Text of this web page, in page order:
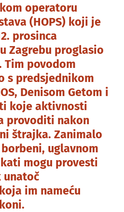
operatoru
(HOPS) koji je
prosinca
Zagrebu proglasio
Tim povodom
s predsjednikom
Denisom Getom i
koje aktivnosti
provoditi nakon
štrajka. Zanimalo
uglavnom
mogu provesti
unatoč
im nameću